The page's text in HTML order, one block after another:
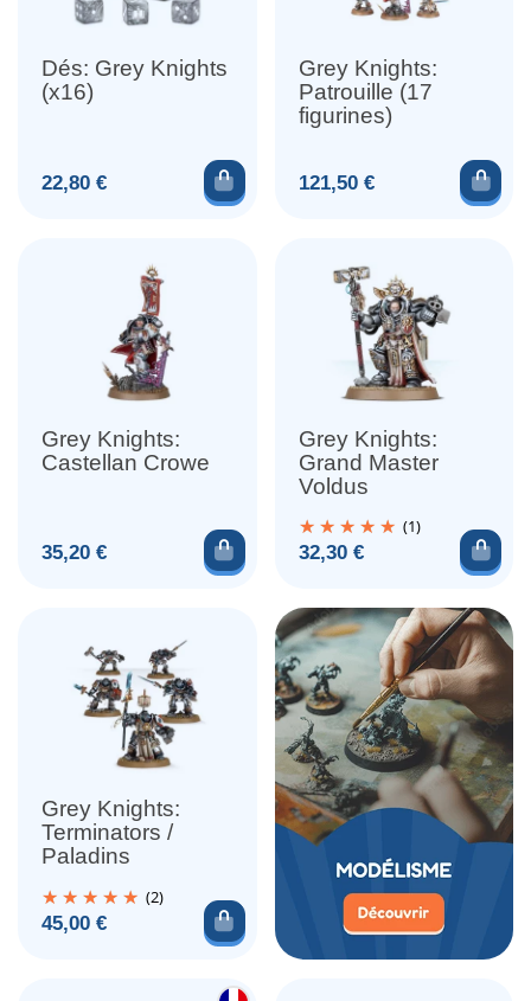
Dés: Grey Knights
(x16)
Prix
22,80 € Ajouter au panier
Grey Knights:
Patrouille (17
figurines)
Prix
121,50 €
Grey Knights:
Castellan Crowe
Prix
35,20 € Ajouter au panier
Grey Knights:
Grand Master
Voldus
(1)
Prix
32,30 €
Grey Knights:
Terminators /
Paladins
(2)
Prix
45,00 € Ajouter au panier